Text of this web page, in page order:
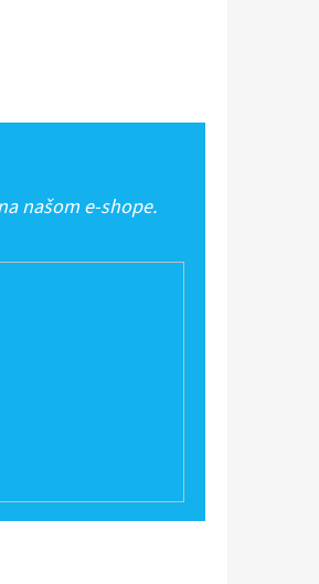
našom e-shope.